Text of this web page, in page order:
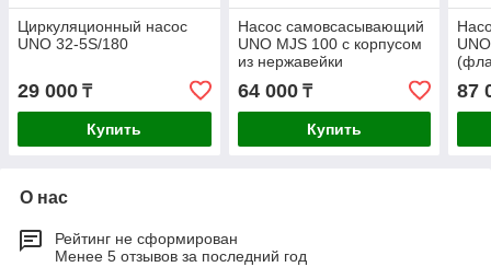
Циркуляционный насос
UNO 32-5S/180
29 000 ₸
Купить
Насос самовсасывающий
UNO MJS 100 с корпусом
из нержавейки
64 000₸
Купить
87
О нас
Рейтинг не сформирован
Менее 5 отзывов за последний год